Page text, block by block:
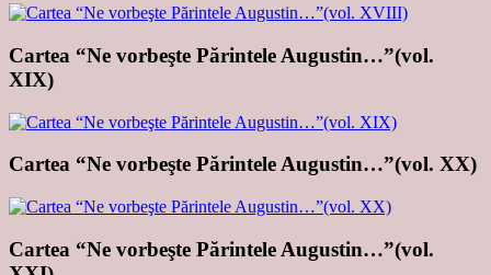
Cartea “Ne vorbeşte Părintele Augustin…”(vol.
XIX)
Cartea “Ne vorbeşte Părintele Augustin…”(vol. XX)
Cartea “Ne vorbeşte Părintele Augustin…”(vol.